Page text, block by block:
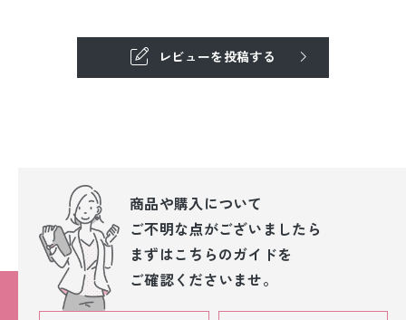
レビューを投稿する
商品や購入について
ご不明な点がございましたら
まずはこちらのガイドを
ご確認くださいませ。